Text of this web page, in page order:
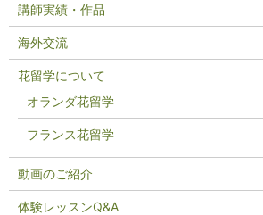
講師実績・作品
海外交流
花留学について
オランダ花留学
フランス花留学
動画のご紹介
体験レッスンQ&A